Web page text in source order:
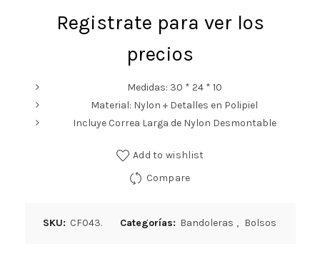
Registrate para ver los
precios
Medidas: 30 * 24 * 10
Material: Nylon + Detalles en Polipiel
Incluye Correa Larga de Nylon Desmontable
Add to wishlist
Compare
SKU: CF043. Categorías: Bandoleras , Bolsos